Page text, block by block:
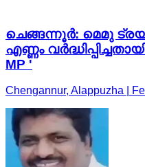
ചെങ്ങന്നൂർ: മെമു
എണ്ണം
MP '
Chengannur, Alappuzha |